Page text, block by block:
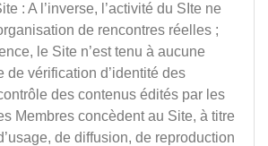
: A l’inverse, l’activité du SIte ne
de rencontres réelles ;
le Site n’est tenu à aucune
de vérification d’identité des
des contenus édités par les
Membres concèdent au Site, à titre
de diffusion, de reproduction